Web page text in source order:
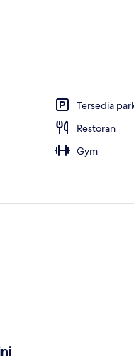
Tersedia
Restoran
Gym